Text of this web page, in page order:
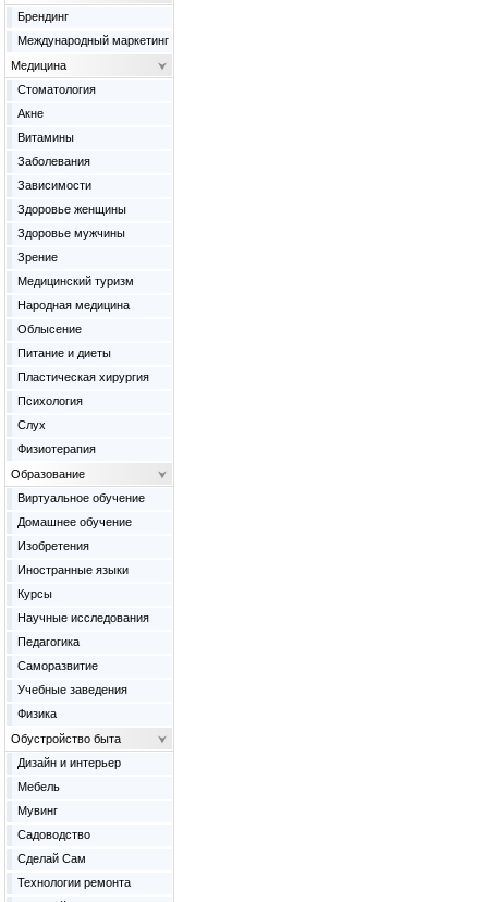
Брендинг
Международный маркетинг
Медицина
Cтоматология
Акне
Витамины
Заболевания
Зависимости
Здоровье женщины
Здоровье мужчины
Зрение
Медицинский туризм
Народная медицина
Облысение
Питание и диеты
Пластическая хирургия
Психология
Слух
Физиотерапия
Образование
Виртуальное обучение
Домашнее обучение
Изобретения
Иностранные языки
Курсы
Научные исследования
Педагогика
Саморазвитие
Учебные заведения
Физика
Обустройство быта
Дизайн и интерьер
Мебель
Мувинг
Садоводство
Сделай Сам
Технологии ремонта